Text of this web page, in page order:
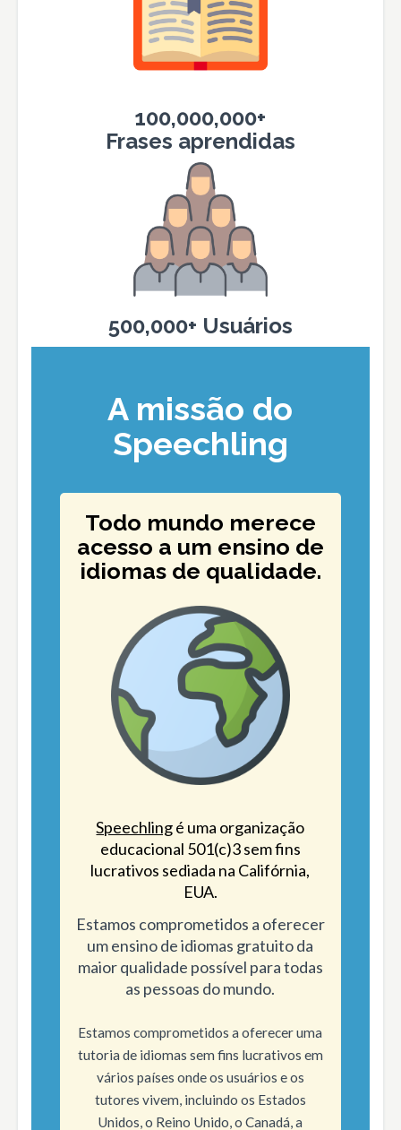
100,000,000+
Frases aprendidas
500,000+ Usuários
A missão do
Speechling
Todo mundo merece
acesso a um ensino de
idiomas de qualidade.
Speechlingé uma organização
educacional 501(c)3 sem fins
lucrativos sediada na Califórnia,
EUA.
Estamos comprometidos a oferecer
um ensino de idiomas gratuito da
maior qualidade possível para todas
as pessoas do mundo.
Estamos comprometidos a oferecer uma
tutoria de idiomas sem fins lucrativos em
vários países onde os usuários e os
tutores vivem, incluindo os Estados
Unidos, o Reino Unido, o Canadá, a